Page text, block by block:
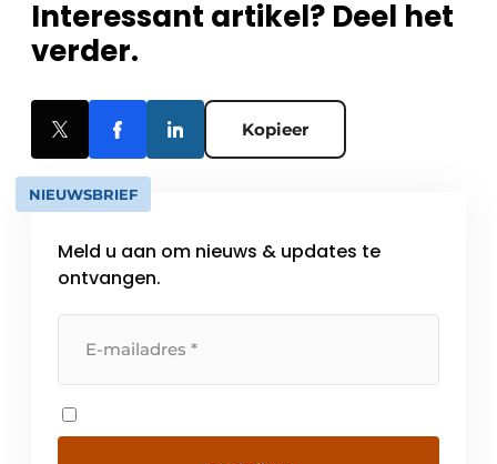
Interessant artikel? Deel het
verder.
Kopieer
NIEUWSBRIEF
Meld u aan om nieuws & updates te
ontvangen.